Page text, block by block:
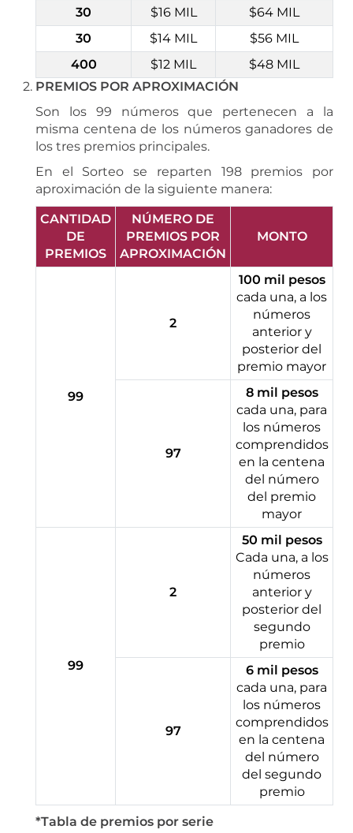
30
$16 MIL
$64 MIL
30
$14 MIL
$56 MIL
400
$12 MIL
$48 MIL
PREMIOS POR APROXIMACIÓN
Son los 99 números que pertenecen a la
misma centena de los números ganadores de
los tres premios principales.
En el Sorteo se reparten 198 premios por
aproximación de la siguiente manera:
CANTIDAD
DE
PREMIOS
NÚMERO DE
PREMIOS POR
APROXIMACIÓN
MONTO
99
2
100 mil pesos
cada una, a los
números
anterior y
posterior del
premio mayor
97
8 mil pesos
cada una, para
los números
comprendidos
en la centena
del número
del premio
mayor
99
2
50 mil pesos
Cada una, a los
números
anterior y
posterior del
segundo
premio
97
6 mil pesos
cada una, para
los números
comprendidos
en la centena
del número
del segundo
premio
*Tabla de premios por serie